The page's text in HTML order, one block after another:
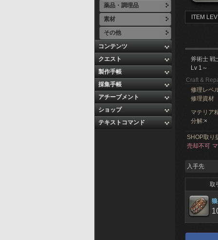
薬品・調理品
素材
その他
コンテンツ
クエスト
製作手帳
採集手帳
アチーブメント
ショップ
テキストコマンド
ITEM
斧術士 戦
Lv 1～
Craft &
修理レベ
修理資材
マテリア
分解:×
SHOP取り
売却不可
入手先
取